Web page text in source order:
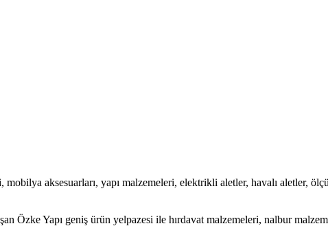
mobilya aksesuarları, yapı malzemeleri, elektrikli aletler, havalı aletler,
Özke Yapı geniş ürün yelpazesi ile hırdavat malzemeleri, nalbur